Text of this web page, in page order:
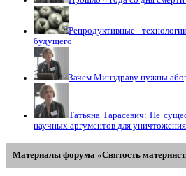
Репродуктивные
будущего
Зачем Минздраву нужны
Татьяна Тарасевич: Не
научных аргументов для
Материалы форума «Святость